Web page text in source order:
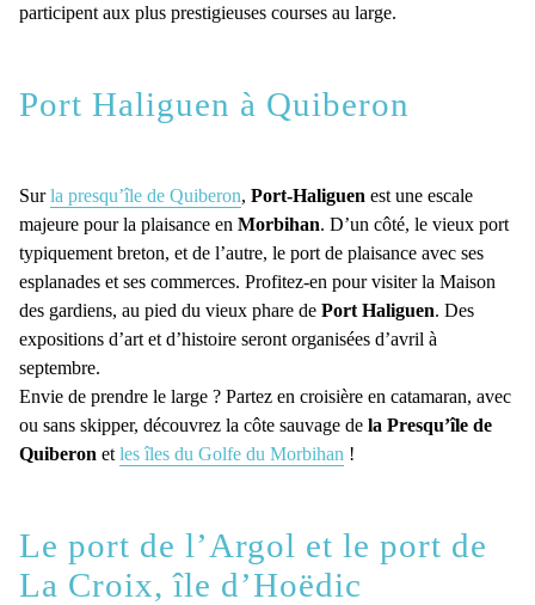
participent aux plus prestigieuses courses au large.
Port Haliguen à Quiberon
Surla presqu’île de Quiberon, Port-Haliguen est une escale
majeure pour la plaisance en Morbihan. D’un côté, le vieux port
typiquement breton, et de l’autre, le port de plaisance avec ses
esplanades et ses commerces. Profitez-en pour visiter la Maison
des gardiens, au pied du vieux phare de Port Haliguen. Des
expositions d’art et d’histoire seront organisées d’avril à
septembre.
Envie de prendre le large ? Partez en croisière en catamaran, avec
ou sans skipper, découvrez la côte sauvage de la Presqu’île de
Quiberon et les îles du Golfe du Morbihan !
Le port de l’Argol et le port de
La Croix, île d’Hoëdic